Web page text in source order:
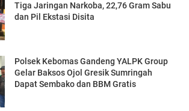
Tiga Jaringan Narkoba, 22,76 Gram Sabu
dan Pil Ekstasi Disita
Polsek Kebomas Gandeng YALPK Group
Gelar Baksos Ojol Gresik Sumringah
Dapat Sembako dan BBM Gratis